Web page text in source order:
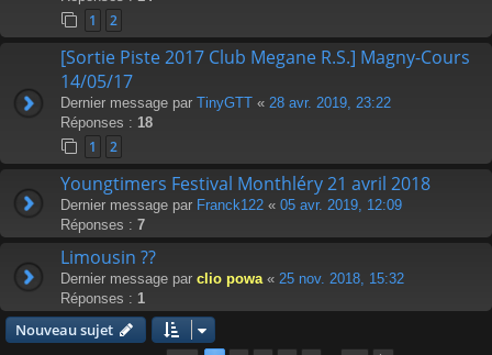
1 2
[Sortie Piste 2017 Club Megane R.S.] Magny-Cours
14/05/17
Dernier message par TinyGTT « 28 avr. 2019, 23:22
Réponses : 18
1 2
Youngtimers Festival Monthléry 21 avril 2018
Dernier message par Franck122 « 05 avr. 2019, 12:09
Réponses : 7
Limousin ??
Dernier message par clio powa « 25 nov. 2018, 15:32
Réponses : 1
Nouveau sujet